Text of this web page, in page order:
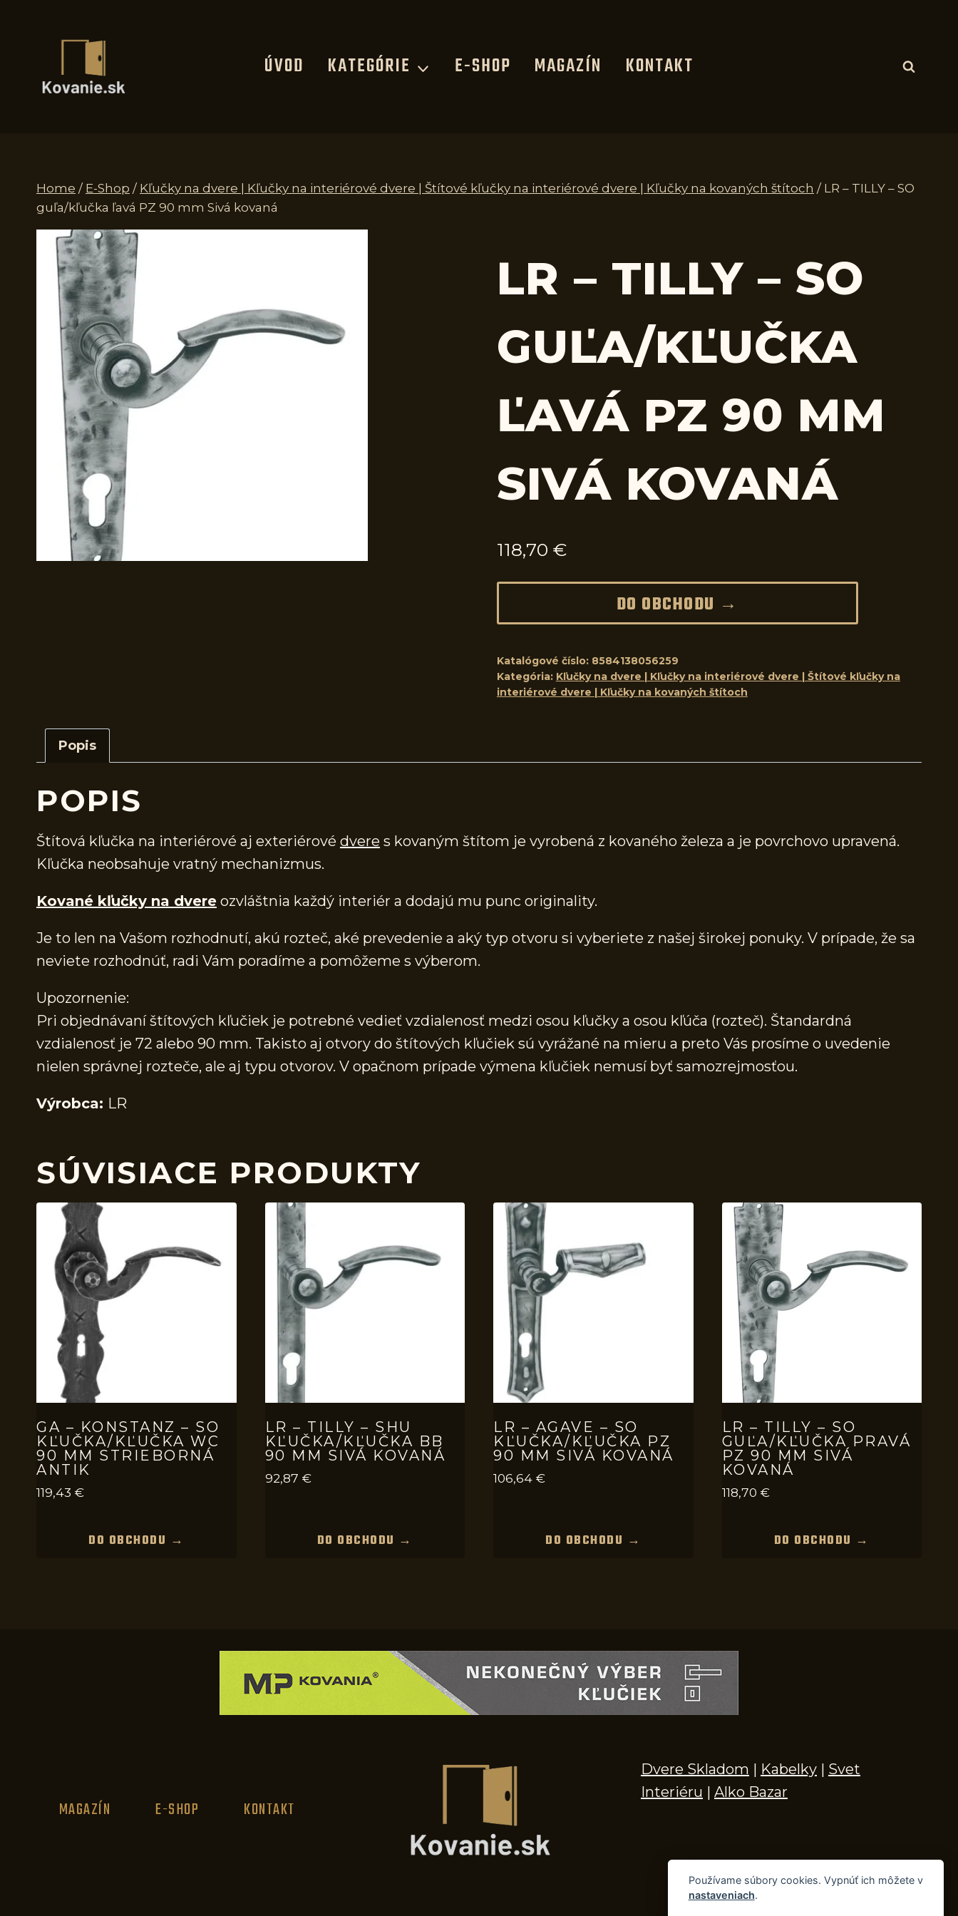
ÚVOD KATEGÓRIE E-SHOP MAGAZÍN KONTAKT
Home / E-Shop / Kľučky na dvere | Kľučky na interiérové dvere | Štítové kľučky na interiérové dvere | Kľučky na kovaných štítoch / LR – TILLY – SO
guľa/kľučka ľavá PZ 90 mm Sivá kovaná
LR – TILLY – SO
GUĽA/KĽUČKA
ĽAVÁ PZ 90 MM
SIVÁ KOVANÁ
118,70 €
DO OBCHODU →
Katalógové číslo: 8584138056259
Kategória: Kľučky na dvere | Kľučky na interiérové dvere | Štítové kľučky na
interiérové dvere | Kľučky na kovaných štítoch
Popis
POPIS
Štítová kľučka na interiérové aj exteriérové dvere s kovaným štítom je vyrobená z kovaného železa a je povrchovo upravená.
Kľučka neobsahuje vratný mechanizmus.
Kované kľučky na dvere ozvláštnia každý interiér a dodajú mu punc originality.
Je to len na Vašom rozhodnutí, akú rozteč, aké prevedenie a aký typ otvoru si vyberiete z našej širokej ponuky. V prípade, že sa
neviete rozhodnúť, radi Vám poradíme a pomôžeme s výberom.
Upozornenie:
Pri objednávaní štítových kľučiek je potrebné vedieť vzdialenosť medzi osou kľučky a osou kľúča (rozteč). Štandardná
vzdialenosť je 72 alebo 90 mm. Takisto aj otvory do štítových kľučiek sú vyrážané na mieru a preto Vás prosíme o uvedenie
nielen správnej rozteče, ale aj typu otvorov. V opačnom prípade výmena kľučiek nemusí byť samozrejmosťou.
Výrobca: LR
SÚVISIACE PRODUKTY
GA – KONSTANZ – SO
KĽUČKA/KĽUČKA WC
90 MM STRIEBORNÁ
ANTIK
119,43 €
DO OBCHODU →
LR – TILLY – SHU
KĽUČKA/KĽUČKA BB
90 MM SIVÁ KOVANÁ
92,87 €
DO OBCHODU →
LR – AGAVE – SO
KĽUČKA/KĽUČKA PZ
90 MM SIVÁ KOVANÁ
106,64 €
DO OBCHODU →
LR – TILLY – SO
GUĽA/KĽUČKA PRAVÁ
PZ 90 MM SIVÁ
KOVANÁ
118,70 €
DO OBCHODU →
MAGAZÍN E-SHOP KONTAKT
Dvere Skladom | Kabelky | Svet
Interiéru | Alko Bazar
Používame súbory cookies. Vypnúť ich môžete v
nastaveniach.